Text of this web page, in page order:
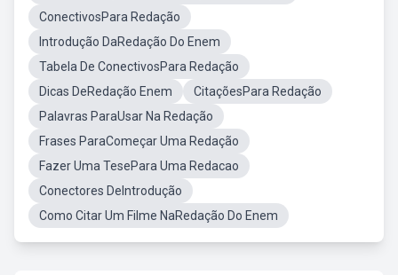
ConectivosPara Redação
Introdução DaRedação Do Enem
Tabela De ConectivosPara Redação
Dicas DeRedação Enem
CitaçõesPara Redação
Palavras ParaUsar Na Redação
Frases ParaComeçar Uma Redação
Fazer Uma TesePara Uma Redacao
Conectores DeIntrodução
Como Citar Um Filme NaRedação Do Enem